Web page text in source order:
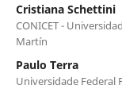
Cristiana Schettini
CONICET -
Martín
Paulo Terra
Universidade Federal